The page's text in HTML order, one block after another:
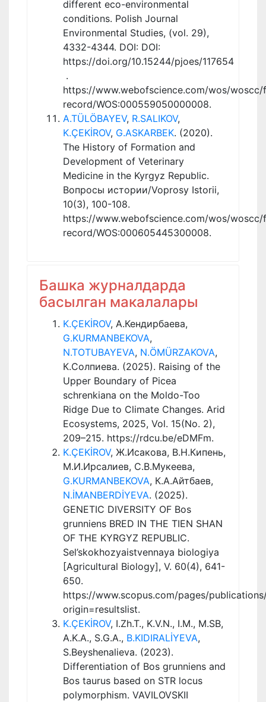
different eco-environmental
conditions. Polish Journal
Environmental Studies, (vol. 29),
4332-4344. DOI: DOI:
https://doi.org/10.15244/pjoes/117654
.
https://www.webofscience.com/wos/
record/WOS:000559050000008.
A.TÜLÖBAYEV, R.SALIKOV,
K.ÇEKİROV, G.ASKARBEK. (2020).
The History of Formation and
Development of Veterinary
Medicine in the Kyrgyz Republic.
Вопросы истории/Voprosy Istorii,
10(3), 100-108.
https://www.webofscience.com/wos/
record/WOS:000605445300008.
Башка журналдарда
басылган макалалары
K.ÇEKİROV, А.Кендирбаева,
G.KURMANBEKOVA,
N.TOTUBAYEVA, N.ÖMÜRZAKOVA,
К.Солпиева. (2025). Raising of the
Upper Boundary of Picea
schrenkiana on the Moldo-Too
Ridge Due to Climate Changes. Arid
Ecosystems, 2025, Vol. 15(No. 2),
209–215. https://rdcu.be/eDMFm.
K.ÇEKİROV, Ж.Исакова, В.Н.Кипень,
М.И.Ирсалиев, С.В.Мукеева,
G.KURMANBEKOVA, К.А.Айтбаев,
N.İMANBERDİYEVA. (2025).
GENETIC DIVERSITY OF Bos
grunniens BRED IN THE TIEN SHAN
OF THE KYRGYZ REPUBLIC.
Sel’skokhozyaistvennaya biologiya
[Agricultural Biology], V. 60(4), 641-
650.
https://www.scopus.com/pages/
origin=resultslist.
K.ÇEKİROV, I.Zh.T., K.V.N., I.M., M.SB,
A.K.A., S.G.A., B.KIDIRALİYEVA,
S.Beyshenalieva. (2023).
Differentiation of Bos grunniens and
Bos taurus based on STR locus
polymorphism. VAVILOVSKII